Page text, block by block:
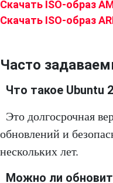
Скачать ISO-образ
Скачать ISO-образ
Часто
Что такое Ubuntu
Это долгосрочная
обновлений и
нескольких лет.
Можно ли